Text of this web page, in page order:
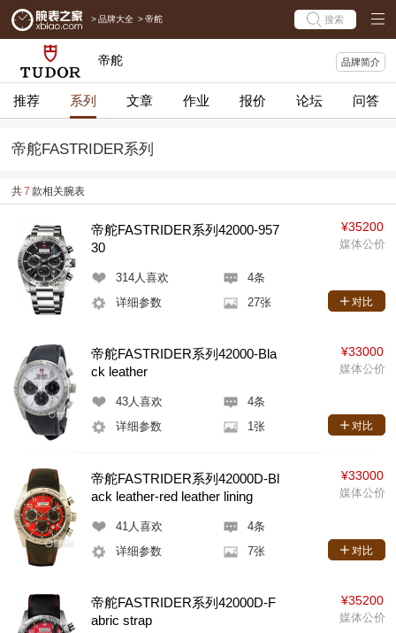
> 品牌大全 > 帝舵 搜索
帝舵 品牌简介
推荐 系列 文章 作业 报价 论坛 问答
帝舵FASTRIDER系列
共7 款相关腕表
帝舵FASTRIDER系列42000-957
30
314人喜欢
4条
详细参数
27张
¥35200
媒体公价
对比
帝舵FASTRIDER系列42000-Bla
ck leather
43人喜欢
4条
详细参数
1张
¥33000
媒体公价
对比
帝舵FASTRIDER系列42000D-Bl
ack leather-red leather lining
41 人喜欢
4条
详细参数
7张
¥33000
媒体公价
对比
帝舵FASTRIDER系列42000D-F
abric strap
¥35200
媒体公价